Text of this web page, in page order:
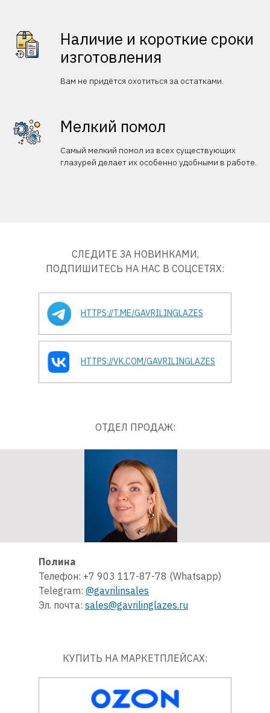
Наличие и короткие сроки
изготовления
Вам не придётся охотиться за остатками.
Мелкий помол
Самый мелкий помол из всех существующих
глазурей делает их особенно удобными в работе.
СЛЕДИТЕ ЗА НОВИНКАМИ,
ПОДПИШИТЕСЬ НА НАС В СОЦСЕТЯХ:
ОТДЕЛ ПРОДАЖ:
КУПИТЬ НА МАРКЕТПЛЕЙСАХ:
HTTPS://T.ME/GAVRILINGLAZES
HTTPS://VK.COM/GAVRILINGLAZES
Полина
Телефон: +7 903 117-87-78 (Whatsapp)
Telegram: @gavrilinsales
Эл. почта: sales@gavrilinglazes.ru